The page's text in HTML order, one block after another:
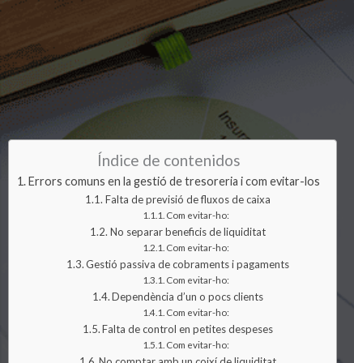
Índice de contenidos
Errors comuns en la gestió de tresoreria i com evitar-los
Falta de previsió de fluxos de caixa
Com evitar-ho:
No separar beneficis de liquiditat
Com evitar-ho:
Gestió passiva de cobraments i pagaments
Com evitar-ho:
Dependència d’un o pocs clients
Com evitar-ho:
Falta de control en petites despeses
Com evitar-ho: